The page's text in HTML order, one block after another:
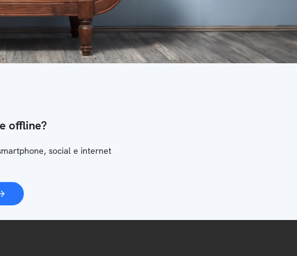
offline?
social e internet